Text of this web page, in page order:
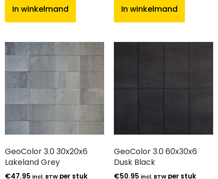
In winkelmand In winkelmand
GeoColor 3.0 30x20x6
Lakeland Grey
€47.95 incl. BTW per stuk
GeoColor 3.0 60x30x6
Dusk Black
€50.95 incl. BTW per stuk